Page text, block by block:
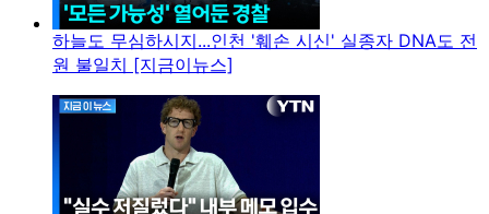
하늘도 무심하시지...인천 '훼손 시신' 실종자 DNA도 전
원 불일치 [지금이뉴스]